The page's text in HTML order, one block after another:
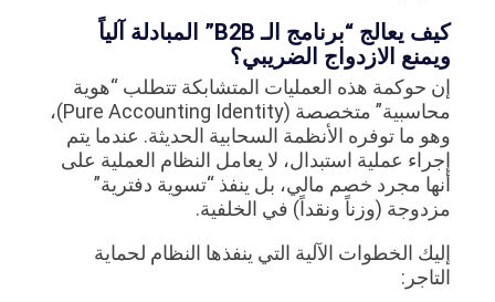
كيف يعالج “برنامج الـ B2B” المبادلة آلياً
ويمنع الازدواج الضريبي؟
إن حوكمة هذه العمليات المتشابكة تتطلب “هوية
محاسبية” متخصصة (Pure Accounting Identity)،
وهو ما توفره الأنظمة السحابية الحديثة. عندما يتم
إجراء عملية استبدال، لا يعامل النظام العملية على
أنها مجرد خصم مالي، بل ينفذ “تسوية دفترية”
مزدوجة (وزناً ونقداً) في الخلفية.
إليك الخطوات الآلية التي ينفذها النظام لحماية
التاجر: